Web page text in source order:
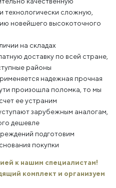
технологически сложную,
новейшего высокоточного
на складах
доставку по всей стране,
районы
надежная прочная
произошла поломка, то мы
ее устраним
зарубежным аналогам,
дешевле
подготовим
покупки
к нашим специалистам!
комплект и организуем